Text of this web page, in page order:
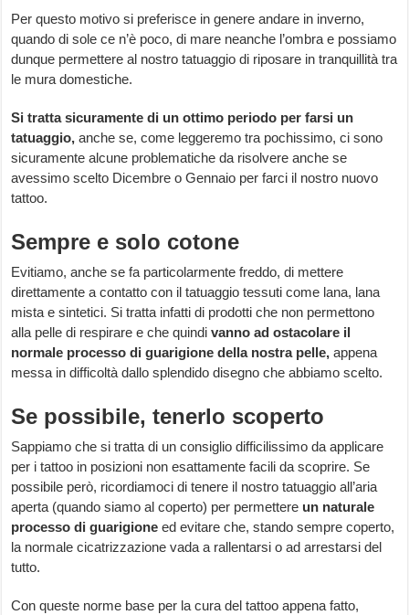
Per questo motivo si preferisce in genere andare in inverno,
quando di sole ce n’è poco, di mare neanche l’ombra e possiamo
dunque permettere al nostro tatuaggio di riposare in tranquillità tra
le mura domestiche.
Si tratta sicuramente di un ottimo periodo per farsi un
tatuaggio,anche se, come leggeremo tra pochissimo, ci sono
sicuramente alcune problematiche da risolvere anche se
avessimo scelto Dicembre o Gennaio per farci il nostro nuovo
tattoo.
Sempre e solo cotone
Evitiamo, anche se fa particolarmente freddo, di mettere
direttamente a contatto con il tatuaggio tessuti come lana, lana
mista e sintetici. Si tratta infatti di prodotti che non permettono
alla pelle di respirare e che quindivanno ad ostacolare il
normale processo di guarigione della nostra pelle,appena
messa in difficoltà dallo splendido disegno che abbiamo scelto.
Se possibile, tenerlo scoperto
Sappiamo che si tratta di un consiglio difficilissimo da applicare
per i tattoo in posizioni non esattamente facili da scoprire. Se
possibile però, ricordiamoci di tenere il nostro tatuaggio all’aria
aperta (quando siamo al coperto) per permettere un naturale
processo di guarigioneed evitare che, stando sempre coperto,
la normale cicatrizzazione vada a rallentarsi o ad arrestarsi del
tutto.
Con queste norme base per la cura del tattoo appena fatto,